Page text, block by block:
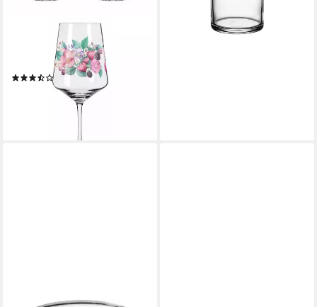
RITZENHOFF
Aperitifglas Sommersonett,
Kristallglas
(2)
UVP39,90 €